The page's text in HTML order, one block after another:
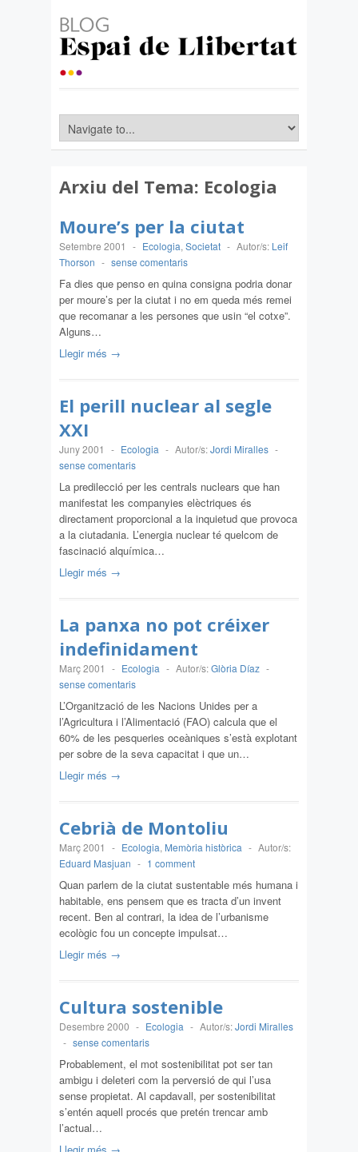
Arxiu del Tema: Ecologia
Moure’s per la ciutat
Setembre 2001 - Ecologia, Societat - Autor/s: Leif
Thorson - sense comentaris
Fa dies que penso en quina consigna podria donar
per moure’s per la ciutat i no em queda més remei
que recomanar a les persones que usin “el cotxe”.
Alguns…
Llegir més →
El perill nuclear al segle
XXI
Juny 2001 - Ecologia - Autor/s:Jordi Miralles -
sense comentaris
La predilecció per les centrals nuclears que han
manifestat les companyies elèctriques és
directament proporcional a la inquietud que provoca
a la ciutadania. L’energia nuclear té quelcom de
fascinació alquímica…
Llegir més →
La panxa no pot créixer
indefinidament
Març 2001 - Ecologia - Autor/s:Glòria Díaz -
sense comentaris
L’Organització de les Nacions Unides per a
l’Agricultura i l’Alimentació (FAO) calcula que el
60% de les pesqueries oceàniques s’està explotant
per sobre de la seva capacitat i que un…
Llegir més →
Cebrià de Montoliu
Març 2001 - Ecologia, Memòria històrica - Autor/s:
Eduard Masjuan - 1 comment
Quan parlem de la ciutat sustentable més humana i
habitable, ens pensem que es tracta d’un invent
recent. Ben al contrari, la idea de l’urbanisme
ecològic fou un concepte impulsat…
Llegir més →
Cultura sostenible
Desembre 2000 - Ecologia - Autor/s:Jordi Miralles
- sense comentaris
Probablement, el mot sostenibilitat pot ser tan
ambigu i deleteri com la perversió de qui l’usa
sense propietat. Al capdavall, per sostenibilitat
s’entén aquell procés que pretén trencar amb
l’actual…